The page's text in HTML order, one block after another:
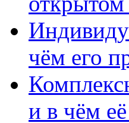
чём его
и в чём